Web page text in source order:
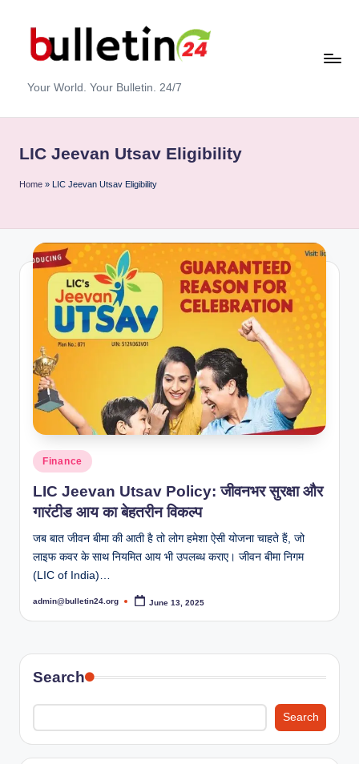
B
u
2
4
e
w
s
T
h
a
t
N
e
e
S
e
e
Your World. Your Bulletin. 24/7
LIC Jeevan Utsav Eligibility
Home » LIC Jeevan Utsav Eligibility
Posted
in
Finance
LIC Jeevan Utsav Policy: जीवनभर सुरक्षा और
गारंटीड आय का बेहतरीन विकल्प
जब बात जीवन बीमा की आती है तो लोग हमेशा ऐसी योजना चाहते हैं, जो
लाइफ कवर के साथ नियमित आय भी उपलब्ध कराए। जीवन बीमा निगम
(LIC of India)…
Posted
admin@bulletin24.org June 13, 2025
Search
Search